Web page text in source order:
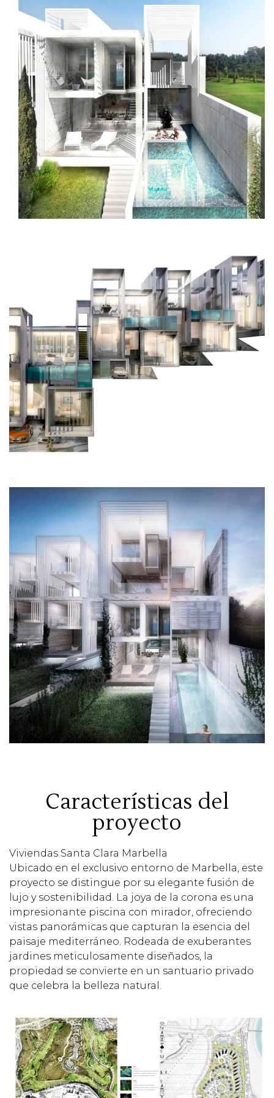
Características del
proyecto
Viviendas Santa Clara Marbella
Ubicado en el exclusivo entorno de Marbella, este
proyecto se distingue por su elegante fusión de
lujo y sostenibilidad. La joya de la corona es una
impresionante piscina con mirador, ofreciendo
vistas panorámicas que capturan la esencia del
paisaje mediterráneo. Rodeada de exuberantes
jardines meticulosamente diseñados, la
propiedad se convierte en un santuario privado
que celebra la belleza natural.